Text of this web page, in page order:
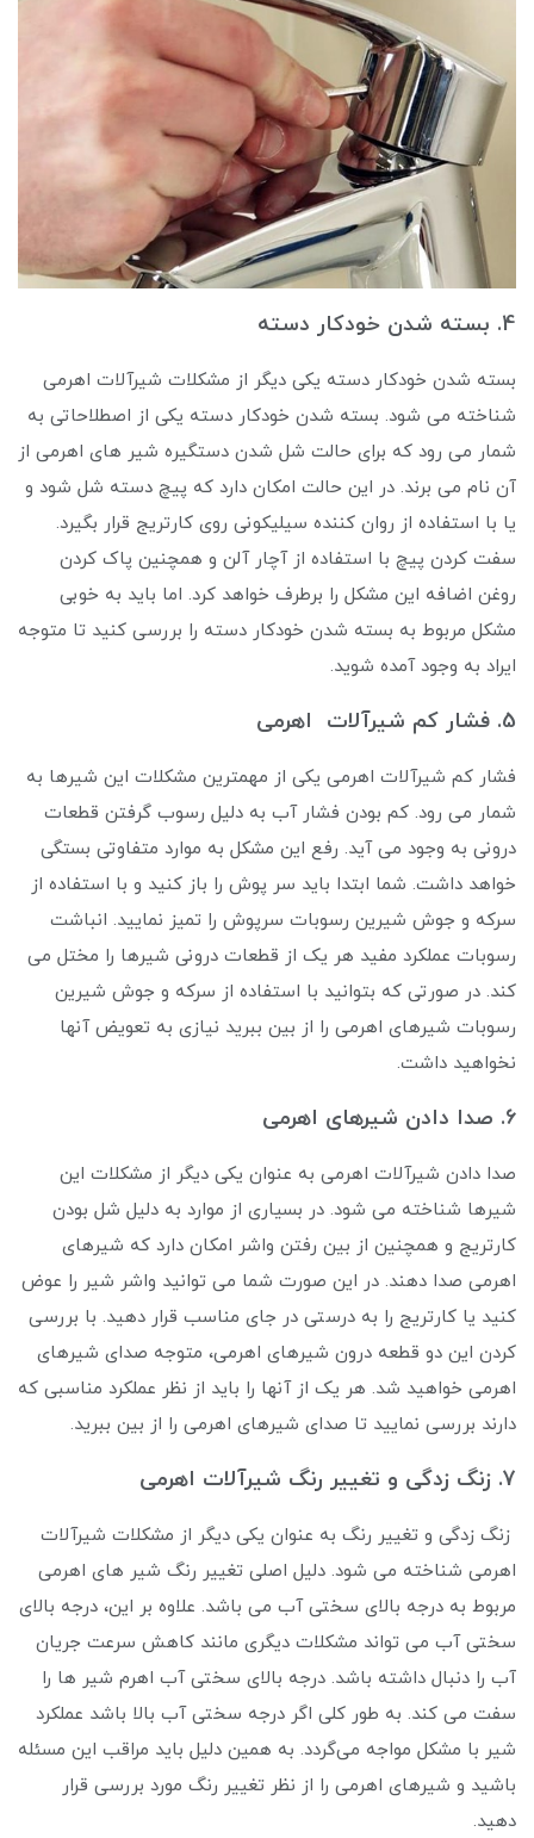
4. بسته شدن خودکار دسته
بسته شدن خودکار دسته یکی دیگر از مشکلات شیرآلات اهرمی
شناخته می شود. بسته شدن خودکار دسته یکی از اصطلاحاتی به
شمار می رود که برای حالت شل شدن دستگیره شیر های اهرمی از
آن نام می ‌برند. در این حالت امکان دارد که پیچ دسته شل شود و
یا با استفاده از روان کننده سیلیکونی روی کارتریج قرار بگیرد.
سفت کردن پیچ با استفاده از آچار آلن و همچنین پاک کردن
روغن اضافه این مشکل را برطرف خواهد کرد. اما باید به خوبی
مشکل مربوط به بسته شدن خودکار دسته را بررسی کنید تا متوجه
ایراد به وجود آمده شوید.
5. فشار کم شیرآلات اهرمی
فشار کم شیرآلات اهرمی یکی از مهمترین مشکلات این شیرها به
شمار می‌ رود. کم بودن فشار آب به دلیل رسوب گرفتن قطعات
درونی به وجود می آید. رفع این مشکل به موارد متفاوتی بستگی
خواهد داشت. شما ابتدا باید سر پوش را باز کنید و با استفاده از
سرکه و جوش شیرین رسوبات سرپوش را تمیز نمایید. انباشت
رسوبات عملکرد مفید هر یک از قطعات درونی شیرها را مختل می
کند. در صورتی که بتوانید با استفاده از سرکه و جوش شیرین
رسوبات شیرهای اهرمی را از بین ببرید نیازی به تعویض آنها
نخواهید داشت.
6. صدا دادن شیرهای اهرمی
صدا دادن شیرآلات اهرمی به عنوان یکی دیگر از مشکلات این
شیرها شناخته می ‌شود. در بسیاری از موارد به دلیل شل بودن
کارتریج و همچنین از بین رفتن واشر امکان دارد که شیرهای
اهرمی صدا دهند. در این صورت شما می توانید واشر شیر را عوض
کنید یا کارتریج را به درستی در جای مناسب قرار دهید. با بررسی
کردن این دو قطعه درون شیرهای اهرمی، متوجه صدای شیرهای
اهرمی خواهید شد. هر یک از آنها را باید از نظر عملکرد مناسبی که
دارند بررسی نمایید تا صدای شیرهای اهرمی را از بین ببرید.
7. زنگ زدگی و تغییر رنگ شیرآلات اهرمی
زنگ زدگی و تغییر رنگ به عنوان یکی دیگر از مشکلات شیرآلات
اهرمی شناخته می شود. دلیل اصلی تغییر رنگ شیر های اهرمی
مربوط به درجه بالای سختی آب می باشد. علاوه بر این، درجه بالای
سختی آب می تواند مشکلات دیگری مانند کاهش سرعت جریان
آب را دنبال داشته باشد. درجه بالای سختی آب اهرم شیر ها را
سفت می کند. به طور کلی اگر درجه سختی آب بالا باشد عملکرد
شیر با مشکل مواجه می‌گردد. به همین دلیل باید مراقب این مسئله
باشید و شیرهای اهرمی را از نظر تغییر رنگ مورد بررسی قرار
دهید.